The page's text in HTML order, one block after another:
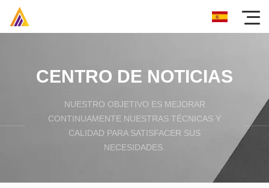
CENTRO DE NOTICIAS
NUESTRO OBJETIVO ES MEJORAR
CONTINUAMENTE NUESTRAS TÉCNICAS Y
CALIDAD PARA SATISFACER SUS
NECESIDADES.